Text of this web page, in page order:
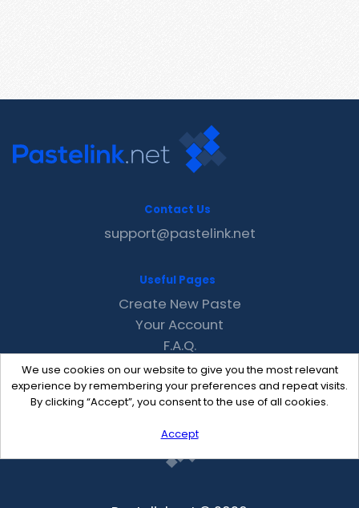
We use cookies on our website to give you the most relevant
experience by remembering your preferences and repeat visits.
By clicking “Accept”, you consent to the use of all cookies.
Accept
Contact Us
support@pastelink.net
Useful Pages
Create New Paste
Your Account
F.A.Q.
Recent
Contact